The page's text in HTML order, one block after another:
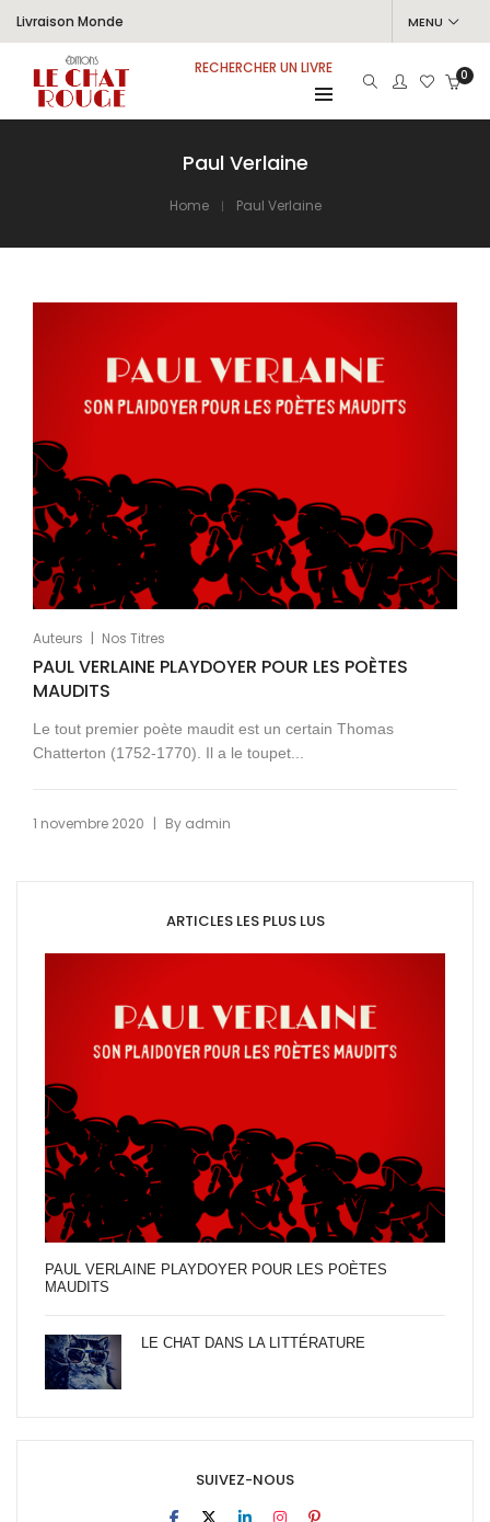
Livraison Monde MENU
RECHERCHER UN LIVRE 0
Paul Verlaine
Home Paul Verlaine
Auteurs | Nos Titres
PAUL VERLAINE PLAYDOYER POUR LES POÈTES
MAUDITS
Le tout premier poète maudit est un certain Thomas
Chatterton (1752-1770). Il a le toupet...
1 novembre 2020 | By admin
ARTICLES LES PLUS LUS
PAUL VERLAINE PLAYDOYER POUR LES POÈTES
MAUDITS
LE CHAT DANS LA LITTÉRATURE
SUIVEZ-NOUS